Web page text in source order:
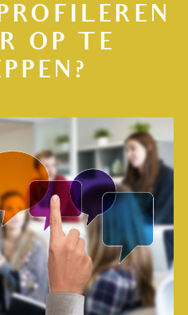
OP TE